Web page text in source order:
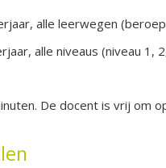
alle leerwegen
alle niveaus (niveau 1,
De docent is vrij om